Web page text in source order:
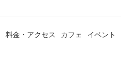
料金・アクセス カフェ イベント